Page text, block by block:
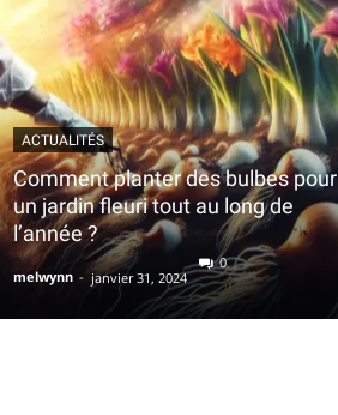
ACTUALITÉS
Comment planter des bulbes pour
un jardin fleuri tout au long de
l’année ?
melwynn - janvier 31, 2024
0